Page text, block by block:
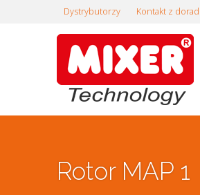
Dystrybutorzy Kontakt z
Rotor MAP 1